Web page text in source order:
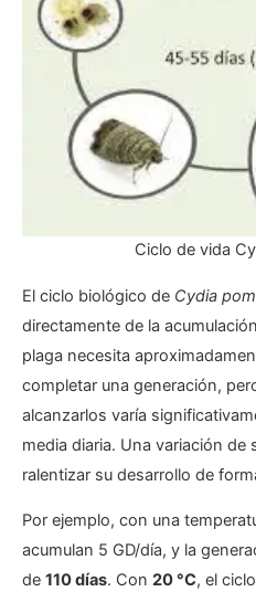
Ciclo de vida
El ciclo biológico de Cydia
directamente de la
plaga necesita
completar una generación,
alcanzarlos varía
media diaria. Una variación de
ralentizar su desarrollo de
Por ejemplo, con una
acumulan 5 GD/día, y la
de 110 días. Con 20 °C, el